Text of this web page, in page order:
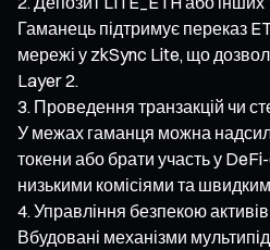
Гаманець підтримує переказ
мережі у zkSync Lite, що
Layer 2.
Проведення транзакцій чи
У межах гаманця можна
токени або брати участь у
низькими комісіями та
Управління безпекою активів
Вбудовані механізми